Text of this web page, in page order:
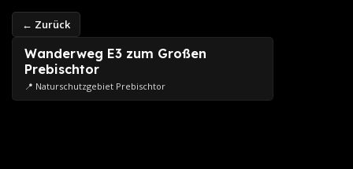
← Zurück
Wanderweg E3 zum Großen
Prebischtor
📍 Naturschutzgebiet Prebischtor